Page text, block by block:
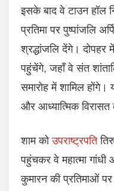
इसके बाद वे टाउन हॉल
प्रतिमा पर पुष्पांजलि
श्रद्धांजलि देंगे। दोपहर
पहुंचेंगे, जहाँ वे संत
समारोह में शामिल होंगे।
और आध्यात्मिक विरासत
शाम कोउपराष्ट्रपति
पहुंचकर वे महात्मा गांधी
कुमारन की प्रतिमाओं पर